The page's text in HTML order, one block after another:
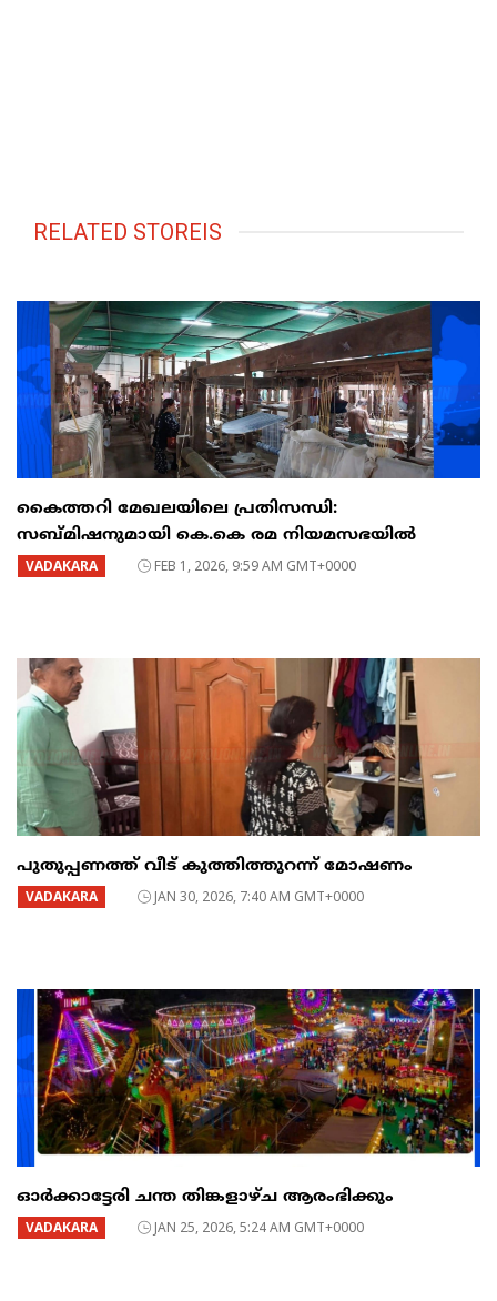
RELATED STOREIS
​കൈത്തറി മേഖലയിലെ പ്രതിസന്ധി:
സബ്മിഷനുമായി കെ.കെ രമ നിയമസഭയിൽ
VADAKARA FEB 1, 2026, 9:59 AM GMT+0000
പുതുപ്പണത്ത് വീട് കുത്തിത്തുറന്ന് മോഷണം
VADAKARA JAN 30, 2026, 7:40 AM GMT+0000
ഓർക്കാട്ടേരി ചന്ത തിങ്കളാഴ്ച ആരംഭിക്കും
VADAKARA JAN 25, 2026, 5:24 AM GMT+0000